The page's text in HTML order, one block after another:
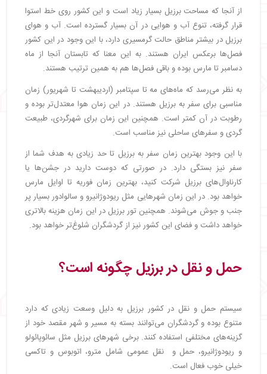
از آنجا که مساحت برزیل بسیار زیاد است و این کشور روی خط استوا
قرار گرفته، تنوع آب و هوایی در آن بسیار گسترده است. آب و هوای
برزیل در بیشتر مناطق حالت گرمسیری دارد، با این وجود در این کشور
فصل‌ها برعکس ایران هستند. به این معنا که تابستان آنجا از ماه
دسامبر تا مارس بوده و باقی فصل‌ها هم به همین ترتیب هستند.
به نظر می‌رسد که ماه‌های مه تا سپتامبر (اردیبهشت تا شهریور) زمان
مناسبی برای سفر به برزیل هستند. در این زمان هوا معتدل‌تر بوده و
رطوبت در آن کمتر است. همچنین این زمان برای شهرگردی، طبیعت
گردی و سفرهای ساحلی نیز مناسب است.
با این وجود بهترین زمان سفر به برزیل تا حد زیادی به هدف شما از
سفر نیز بستگی دارد. در صورتی که دوست دارید در جشن‌ها یا
کارناوال‌های برزیل شرکت کنید، بهترین زمان فوریه تا اوایل مارس
خواهد بود. در این زمان شهرهایی مثل ریودوژانیرو و سالوادور بسیار پر
جنب و جوش می‌شوند. همچنین تور برزیل در این زمان هزینه بالاتری
خواهد داشت و فضای این کشور نیز از گردشگران شلوغ‌تر خواهد بود.
حمل و نقل در برزیل چگونه است؟
سیستم حمل و نقل در کشور برزیل به دلیل وسعت زیادی که دارد
متنوع بوده و گردشگران می‌توانند بسته به مسیر و شهر مقصد خود از
گزینه‌های مختلفی استفاده کنند. برخی شهرهای برزیل مثل سائوپائولو
و ریودوژانیرو، حمل و نقل عمومی شامل مترو، اتوبوس و تاکسی
خیلی خوب فعال است.